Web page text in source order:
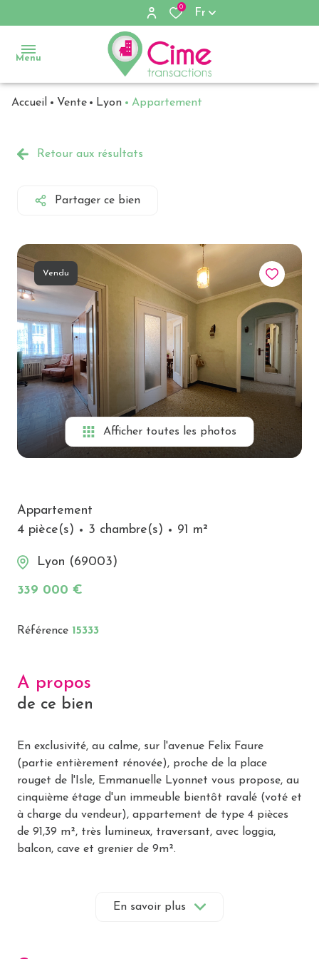
0
Fr
Menu
Ventes
Notre
agence
Alerte
e-
mail
Biens
vendus
Contact
Accueil Vente Lyon Appartement
Retour aux résultats
Partager ce bien
Vendu
Afficher toutes les photos
Appartement
4 pièce(s)
3 chambre(s) 91 m²
Lyon (69003)
339 000 €
Référence 15333
A propos
de ce bien
En exclusivité, au calme, sur l'avenue Felix Faure
(partie entièrement rénovée), proche de la place
rouget de l'Isle, Emmanuelle Lyonnet vous propose, au
cinquième étage d'un immeuble bientôt ravalé (voté et
à charge du vendeur), appartement de type 4 pièces
de 91,39 m², très lumineux, traversant, avec loggia,
balcon, cave et grenier de 9m².
pied en quelques minutes.
En savoir plus